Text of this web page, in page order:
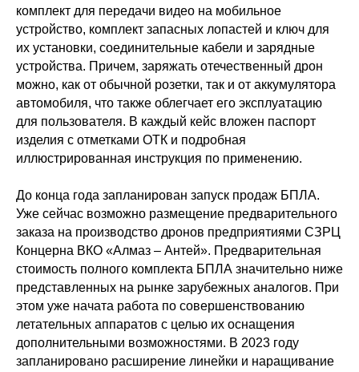
комплект для передачи видео на мобильное
устройство, комплект запасных лопастей и ключ для
их установки, соединительные кабели и зарядные
устройства. Причем, заряжать отечественный дрон
можно, как от обычной розетки, так и от аккумулятора
автомобиля, что также облегчает его эксплуатацию
для пользователя. В каждый кейс вложен паспорт
изделия с отметками ОТК и подробная
иллюстрированная инструкция по применению.
До конца года запланирован запуск продаж БПЛА.
Уже сейчас возможно размещение предварительного
заказа на производство дронов предприятиями СЗРЦ
Концерна ВКО «Алмаз – Антей». Предварительная
стоимость полного комплекта БПЛА значительно ниже
представленных на рынке зарубежных аналогов. При
этом уже начата работа по совершенствованию
летательных аппаратов с целью их оснащения
дополнительными возможностями. В 2023 году
запланировано расширение линейки и наращивание
© 2015-2026 НАУРР. Все права защищены. При использовании материалов
Политика конфиденциальности
© 2015-2026 НАУРР. Все права защищены.
При использовании материалов ссылка на ROBOTUNION.RU — обязательна